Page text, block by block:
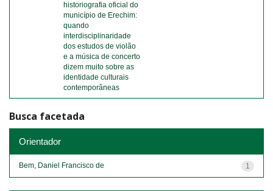
historiografia oficial do
município de Erechim:
quando
interdisciplinaridade
dos estudos de violão
e a música de concerto
dizem muito sobre as
identidade culturais
contemporâneas
Busca facetada
Orientador
1
Bem, Daniel Francisco de